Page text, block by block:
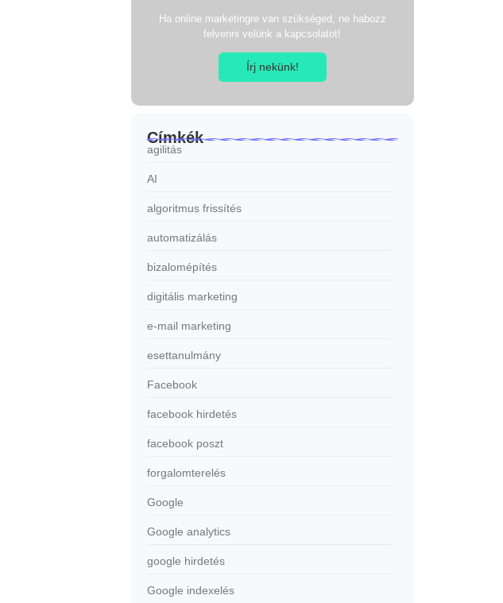
Ha online marketingre van szükséged, ne habozz
felvenni velünk a kapcsolatot!
Írj nekünk!
Címkék
agilitás
AI
algoritmus frissítés
automatizálás
bizalomépítés
digitális marketing
e-mail marketing
esettanulmány
Facebook
facebook hirdetés
facebook poszt
forgalomterelés
Google
Google analytics
google hirdetés
Google indexelés